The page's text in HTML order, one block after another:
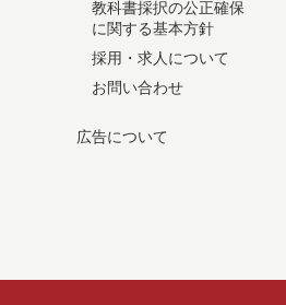
教科書採択の公正確保
に関する基本方針
採用・求人について
お問い合わせ
広告について